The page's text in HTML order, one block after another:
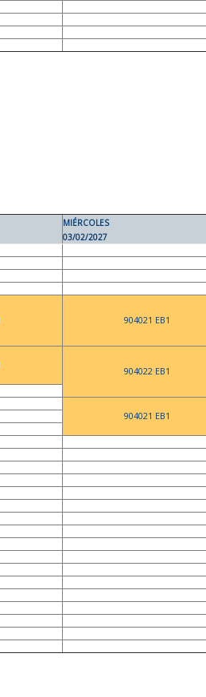
MIÉRCOLES
03/02/2027
904021 EB1
904022 EB1
904021 EB1